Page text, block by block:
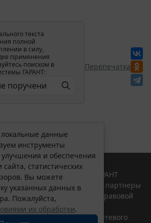
текста
полной
в силу,
применения
поиском в
ГАРАНТ:
Перепечатка
данные
инструменты
улучшения и обеспечения
сайта, статистических
Вы можете
указанных данных в
Пожалуйста,
их обработки.
СЕРВИС", 2026. Система ГАРАНТ
года. Компания "Гарант" и ее партнеры
Российской ассоциации правовой
в качестве сетевого